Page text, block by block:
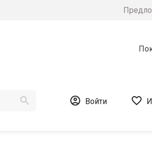
  Войти 